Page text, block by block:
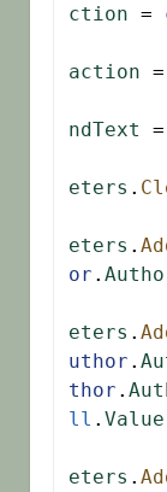
ction =
action =
ndText =
eters .
eters .
or .
eters .
uthor .
thor .
ll . Value
eters .